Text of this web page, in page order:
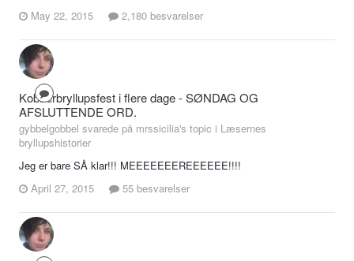
May 22, 2015
2,180 besvarelser
Kobberbryllupsfest i flere dage - SØNDAG OG
AFSLUTTENDE ORD.
gybbelgobbel svarede på mrssicilia's topic i Læsernes
bryllupshistorier
Jeg er bare SÅ klar!!! MEEEEEEEREEEEEE!!!!
April 27, 2015
55 besvarelser